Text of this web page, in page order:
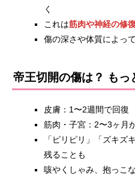
く
これは筋肉や神経の修
傷の深さや体質によっ
帝王切開の傷は？ もっ
皮膚：1〜2週間で回復
筋肉・子宮：2〜3ヶ月
「ピリピリ」「ズキズ
残ることも
咳やくしゃみ、抱っこ